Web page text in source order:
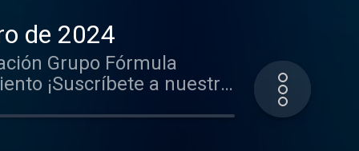
en este y muchos
de 2024
Grupo Fórmula
¡Suscríbete a nuestro
Mantente
http://